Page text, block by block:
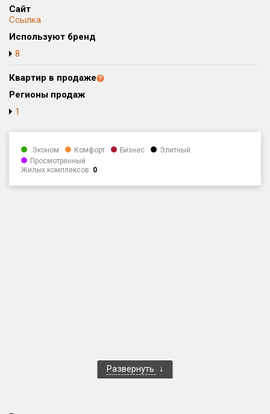
Общая площадь, м²
от
Срок сдачи
Вид объекта
Только новые
Оценка ЕРЗ ЖК
Блокированных домов
Домов с апартаментами
Сайт
Ссылка
Используют бренд
8
Квартир в продаже
Регионы продаж
1
Эконом Комфорт Бизнес
Элитный
Просмотренный
Жилых комплексов: 0
Развернуть